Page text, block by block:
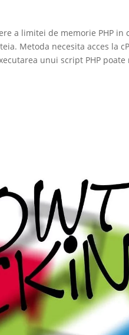
a limitei de memorie PHP in
Metoda necesita acces la
unui script PHP